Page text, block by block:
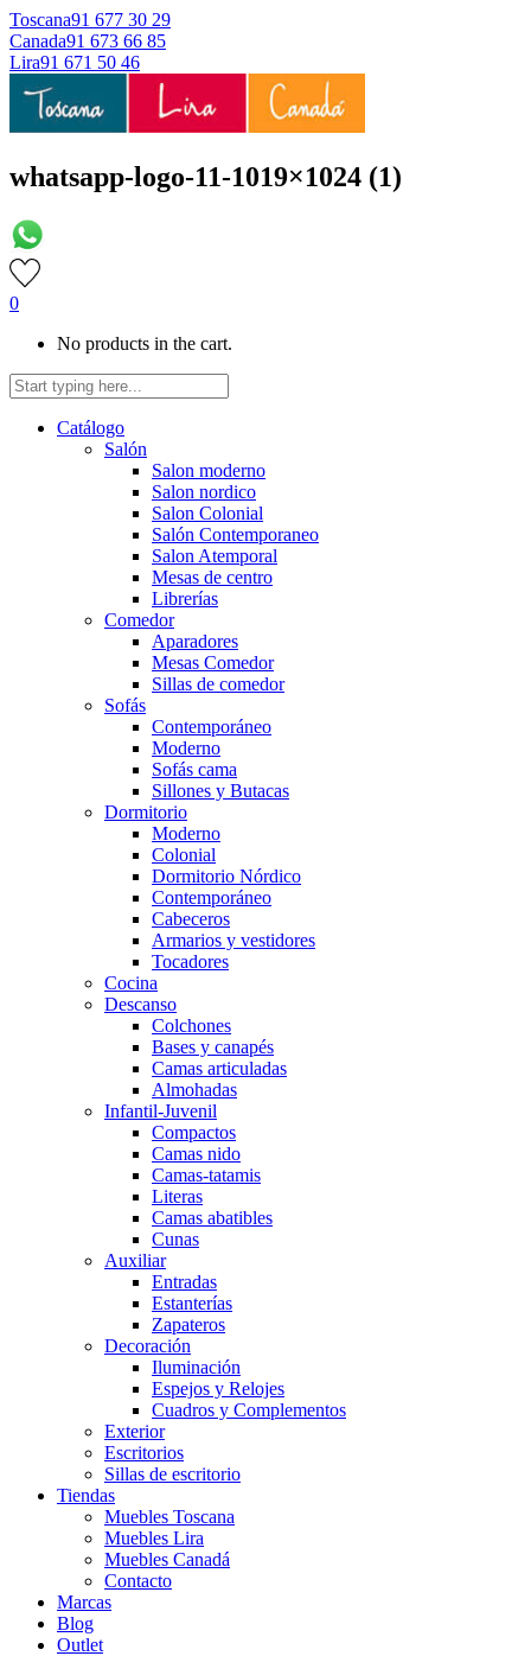
Toscana91 677 30 29
Canada91 673 66 85
Lira91 671 50 46
whatsapp-logo-11-1019×1024 (1)
0
No products in the cart.
Catálogo
Salón
Salon moderno
Salon nordico
Salon Colonial
Salón Contemporaneo
Salon Atemporal
Mesas de centro
Librerías
Comedor
Aparadores
Mesas Comedor
Sillas de comedor
Sofás
Contemporáneo
Moderno
Sofás cama
Sillones y Butacas
Dormitorio
Moderno
Colonial
Dormitorio Nórdico
Contemporáneo
Cabeceros
Armarios y vestidores
Tocadores
Cocina
Descanso
Colchones
Bases y canapés
Camas articuladas
Almohadas
Infantil-Juvenil
Compactos
Camas nido
Camas-tatamis
Literas
Camas abatibles
Cunas
Auxiliar
Entradas
Estanterías
Zapateros
Decoración
Iluminación
Espejos y Relojes
Cuadros y Complementos
Exterior
Escritorios
Sillas de escritorio
Tiendas
Muebles Toscana
Muebles Lira
Muebles Canadá
Contacto
Marcas
Blog
Outlet